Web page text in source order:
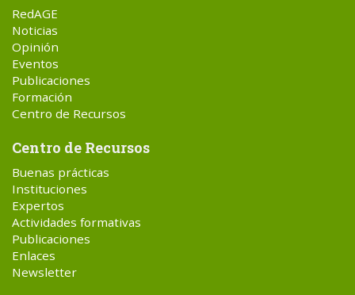
RedAGE
Noticias
Opinión
Eventos
Publicaciones
Formación
Centro de Recursos
Centro de Recursos
Buenas prácticas
Instituciones
Expertos
Actividades formativas
Publicaciones
Enlaces
Newsletter